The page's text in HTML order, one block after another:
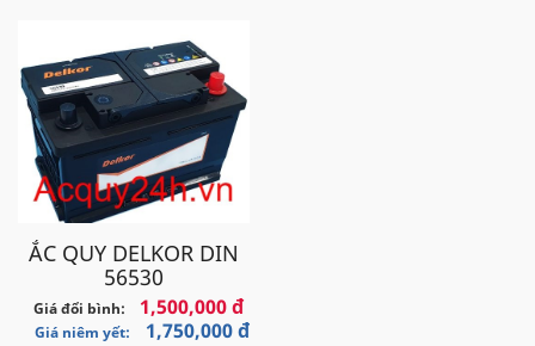
ẮC QUY DELKOR DIN
56530
Giá đổi bình: 1,500,000 đ
Giá niêm yết: 1,750,000 đ